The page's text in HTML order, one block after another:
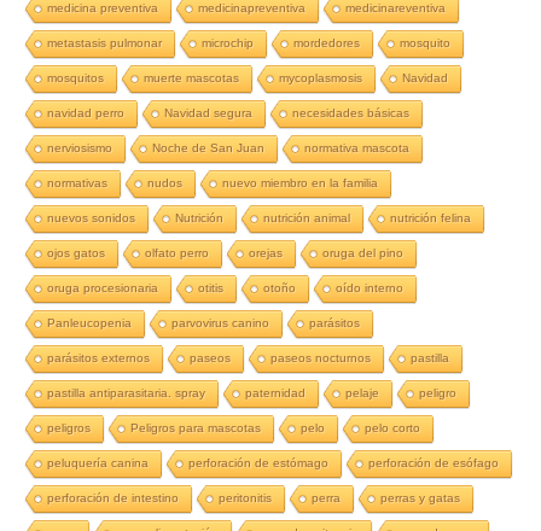
medicina preventiva medicinapreventiva medicinareventiva
metastasis pulmonar microchip mordedores mosquito
mosquitos muerte mascotas mycoplasmosis Navidad
navidad perro Navidad segura necesidades básicas
nerviosismo Noche de San Juan normativa mascota
normativas nudos nuevo miembro en la familia
nuevos sonidos Nutrición nutrición animal nutrición felina
ojos gatos olfato perro orejas oruga del pino
oruga procesionaria otitis otoño oído interno
Panleucopenia parvovirus canino parásitos
parásitos externos paseos paseos nocturnos pastilla
pastilla antiparasitaria. spray paternidad pelaje peligro
peligros Peligros para mascotas pelo pelo corto
peluquería canina perforación de estómago perforación de esófago
perforación de intestino peritonitis perra perras y gatas